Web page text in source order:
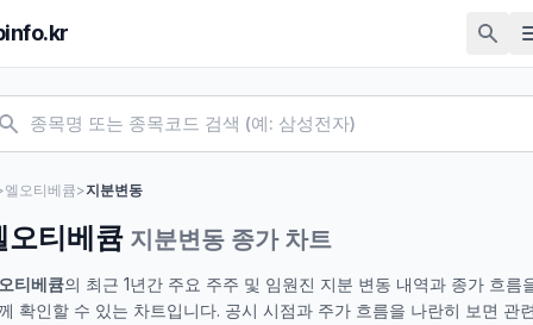
엘오티베큠>지분변동
오티베큠 지분변동 종가 차트
티베큠의 최근 1년간 주요 주주 및 임원진 지분 변동 내역과 종가 흐름
확인할 수 있는 차트입니다. 공시 시점과 주가 흐름을 나란히 보면 관련